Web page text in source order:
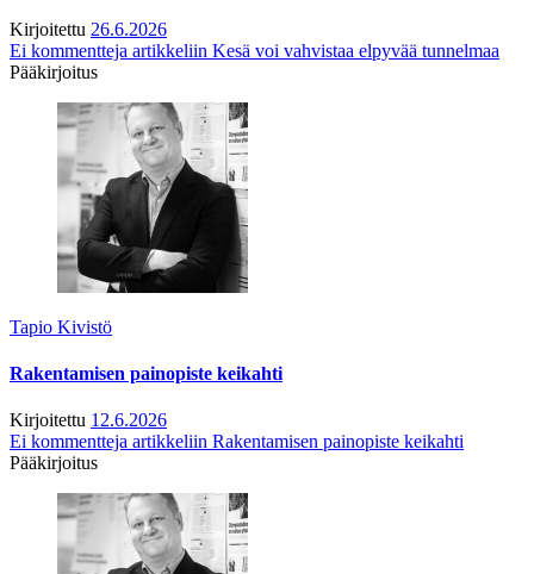
Kirjoitettu 26.6.2026
Ei kommentteja artikkeliin Kesä voi vahvistaa elpyvää tunnelmaa
Pääkirjoitus
Tapio Kivistö
Rakentamisen painopiste keikahti
Kirjoitettu 12.6.2026
Ei kommentteja artikkeliin Rakentamisen painopiste keikahti
Pääkirjoitus